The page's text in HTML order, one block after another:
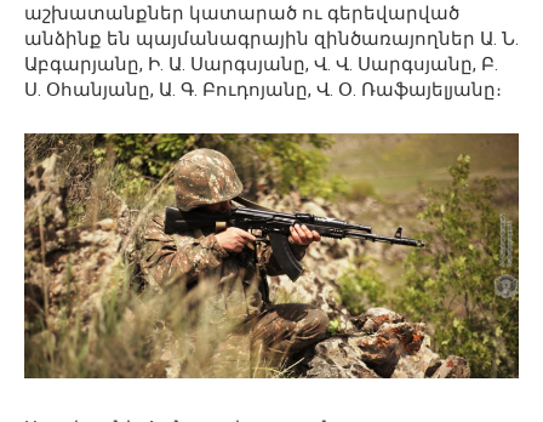
աշխատանքներ կատարած ու գերեվարված
անձինք են պայմանագրային զինծառայողներ Ա. Ն.
Աբգարյանը, Ի. Ա. Սարգսյանը, Վ. Վ. Սարգսյանը, Բ.
Ս. Օհանյանը, Ա. Գ. Բուդոյանը, Վ. Օ. Ռաֆայելյանը։